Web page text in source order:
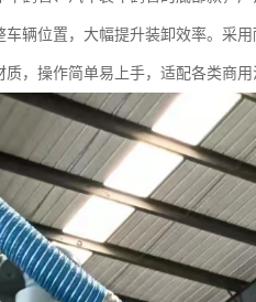
辆位置，大幅提升装卸效率。采
，操作简单易上手，适配各类商